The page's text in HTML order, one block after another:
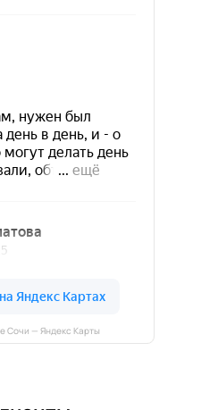
Сочи — Яндекс Карты